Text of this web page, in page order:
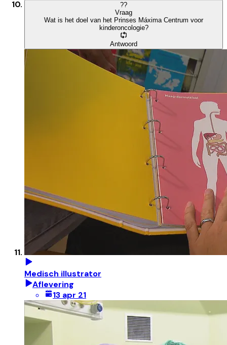
??
Vraag
Wat is het doel van het Prinses Máxima Centrum voor
kinderoncologie?
Antwoord
Medisch illustrator
Aflevering
13 apr 21